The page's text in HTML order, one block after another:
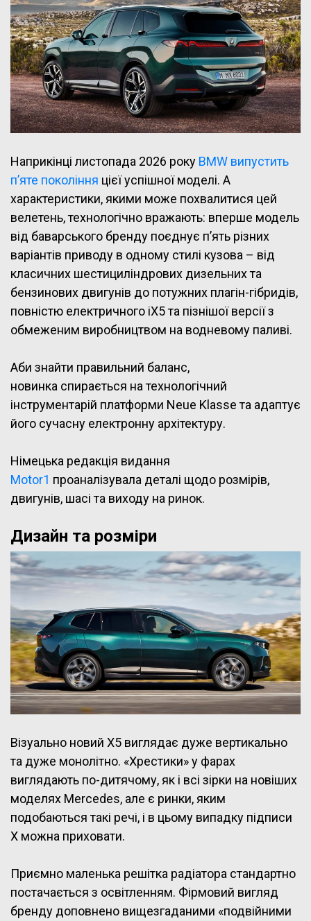
Наприкінці листопада 2026 року BMW випустить
п’яте покоління цієї успішної моделі. А
характеристики, якими може похвалитися цей
велетень, технологічно вражають: вперше модель
від баварського бренду поєднує п’ять різних
варіантів приводу в одному стилі кузова – від
класичних шестициліндрових дизельних та
бензинових двигунів до потужних плагін-гібридів,
повністю електричного iX5 та пізнішої версії з
обмеженим виробництвом на водневому паливі.
Аби знайти правильний баланс,
новинка спирається на технологічний
інструментарій платформи Neue Klasse та адаптує
його сучасну електронну архітектуру.
Німецька редакція видання
Motor1 проаналізувала деталі щодо розмірів,
двигунів, шасі та виходу на ринок.
Дизайн та розміри
Візуально новий X5 виглядає дуже вертикально
та дуже монолітно. «Хрестики» у фарах
виглядають по-дитячому, як і всі зірки на новіших
моделях Mercedes, але є ринки, яким
подобаються такі речі, і в цьому випадку підписи
X можна приховати.
Приємно маленька решітка радіатора стандартно
постачається з освітленням. Фірмовий вигляд
бренду доповнено вищезгаданими «подвійними